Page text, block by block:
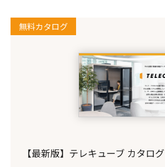
無料カタログ
【最新版】テレキューブ カタログ